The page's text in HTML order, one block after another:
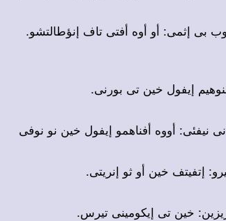
بى إثمى: أو أوه أفتى تاف إنؤطالتشو.
إيفول خين تى بورنى.
نيفئى: أووه أفناهمو إيفول خين نو نوفى
إتفيتف خين أو ثو إنريتى.
خين تى إيكومينى تيرس.